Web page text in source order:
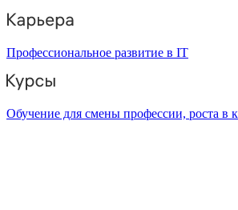
Профессиональное развитие в IT
Обучение для смены профессии, роста в